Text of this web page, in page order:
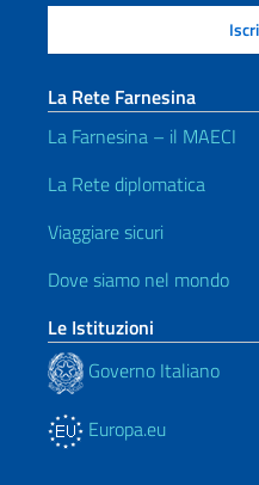
La Rete Farnesina
La Farnesina – il MAECI
La Rete diplomatica
Viaggiare sicuri
Dove siamo nel mondo
Le Istituzioni
Governo Italiano
Europa.eu